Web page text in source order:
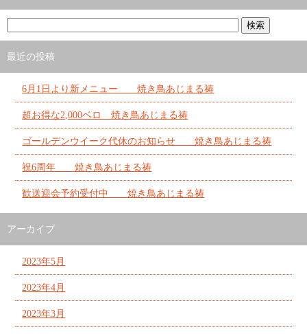
最近の投稿
6月1日より新メニュー 焼き鳥あじまる祷
超お得な2,000ベロ 焼き鳥あじまる祷
ゴールデンウイーク代休のお知らせ 焼き鳥あじまる祷
祝6周年 焼き鳥あじまる祷
歓送迎会予約受付中 焼き鳥あじまる祷
アーカイブ
2023年5月
2023年4月
2023年3月